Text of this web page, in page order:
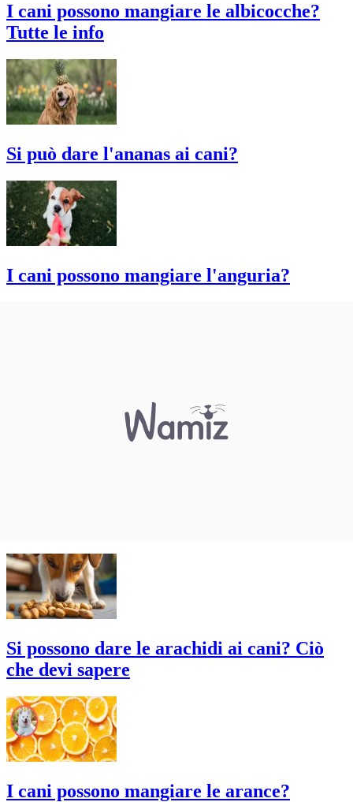
I cani possono mangiare le albicocche?
Tutte le info
Si può dare l'ananas ai cani?
I cani possono mangiare l'anguria?
Si possono dare le arachidi ai cani? Ciò
che devi sapere
I cani possono mangiare le arance?